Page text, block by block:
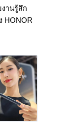
านรู้สึก
HONOR